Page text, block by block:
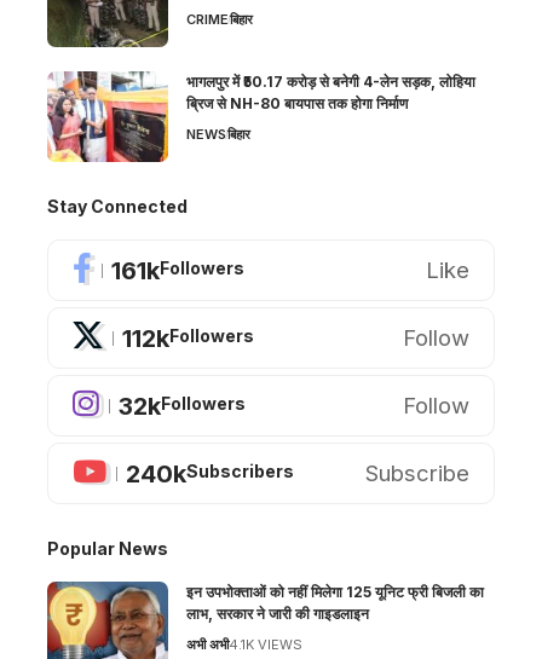
CRIMEबिहार
भागलपुर में ₹50.17 करोड़ से बनेगी 4-लेन सड़क, लोहिया
ब्रिज से NH-80 बायपास तक होगा निर्माण
NEWSबिहार
Stay Connected
161kFollowers Like
112kFollowers Follow
32kFollowers Follow
240kSubscribers Subscribe
Popular News
इन उपभोक्ताओं को नहीं मिलेगा 125 यूनिट फ्री बिजली का
लाभ, सरकार ने जारी की गाइडलाइन
अभी अभी4.1K VIEWS